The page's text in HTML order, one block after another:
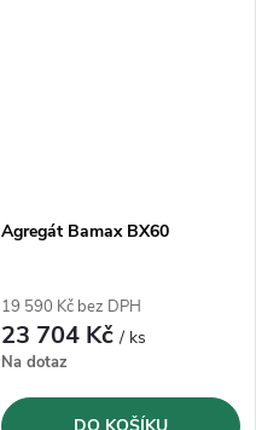
Agregát Bamax BX60
19 590 Kč bez DPH
23 704 Kč/ ks
Na dotaz